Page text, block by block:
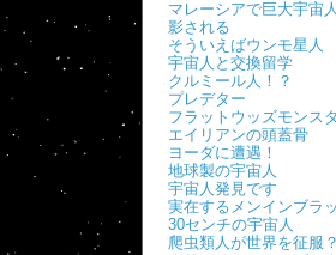
マレーシアで巨大宇宙
影される
そういえばウンモ星人
宇宙人と交換留学
クルミール人！？
プレデター
フラットウッズモンス
エイリアンの頭蓋骨
ヨーダに遭遇！
地球製の宇宙人
宇宙人発見です
実在するメンインブラ
30センチの宇宙人
爬虫類人が世界を征服？